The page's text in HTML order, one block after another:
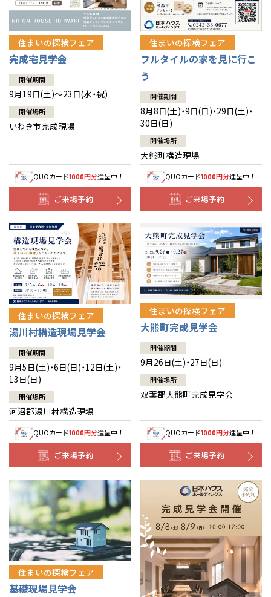
住まいの探検フェア
完成宅見学会
開催期間
9月19日(土)～23日(水・祝)
開催場所
いわき市完成現場
QUOカード1000円分進呈中！
ご来場予約
住まいの探検フェア
フルタイルの家を見に行こ
う
開催期間
8月8日(土)・9日(日)・29日(土)・
30日(日)
開催場所
大熊町構造現場
QUOカード1000円分進呈中！
ご来場予約
住まいの探検フェア
湯川村構造現場見学会
開催期間
9月5日(土)・6日(日)・12日(土)・
13日(日)
開催場所
河沼郡湯川村構造現場
QUOカード1000円分進呈中！
ご来場予約
住まいの探検フェア
大熊町完成見学会
開催期間
9月26日(土)・27日(日)
開催場所
双葉郡大熊町完成見学会
QUOカード1000円分進呈中！
ご来場予約
住まいの探検フェア
基礎現場見学会